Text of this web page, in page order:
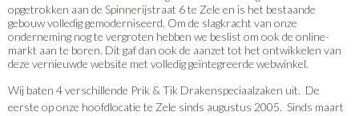
opgetrokken aan de Spinnerijstraat 6 te Zele en is het bestaande
gebouw volledig gemoderniseerd. Om de slagkracht van onze
onderneming nog te vergroten hebben we beslist om ook de online-
markt aan te boren. Dit gaf dan ook de aanzet tot het ontwikkelen van
deze vernieuwde website met volledig geïntegreerde webwinkel.
Wij baten 4 verschillende Prik & Tik Drakenspeciaalzaken uit. De
eerste op onze hoofdlocatie te Zele sinds augustus 2005. Sinds maart